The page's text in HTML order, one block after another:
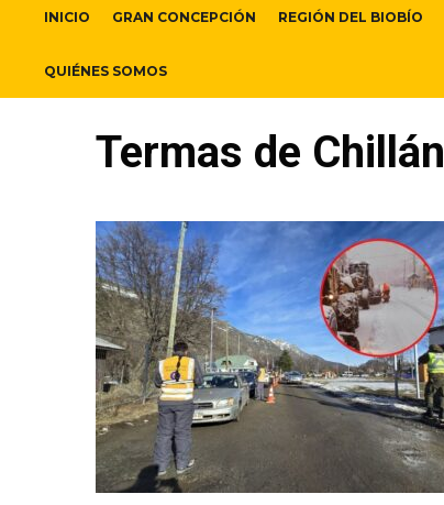
INICIO GRAN CONCEPCIÓN REGIÓN DEL BIOBÍO
QUIÉNES SOMOS
Termas de Chillán